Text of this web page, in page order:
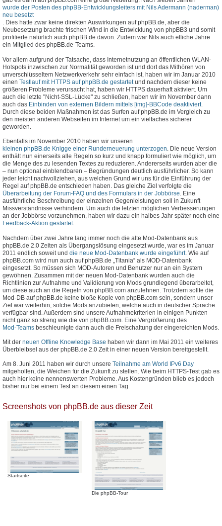
wurde der Posten des phpBB-Entwicklungsleiters mit Nils Adermann (naderman)
neu besetzt
. Dies hatte zwar keine direkten Auswirkungen auf phpBB.de, aber die
Neubesetzung brachte frischen Wind in die Entwicklung von phpBB3 und somit
profitierte natürlich auch phpBB.de davon. Zudem war Nils auch etliche Jahre
ein Mitglied des phpBB.de-Teams.
Vor allem aufgrund der Tatsache, dass Internetnutzung an öffentlichen WLAN-
Hotspots inzwischen zur Normalität geworden ist und dort das Mithören von
unverschlüsseltem Netzwerkverkehr sehr einfach ist, haben wir im Januar 2010
einen Testlauf mit HTTPS auf phpBB.de gestartetund nachdem dieser keine
größeren Probleme verursacht hat, haben wir HTTPS dauerhaft aktiviert. Um
auch die letzte "Nicht-SSL-Lücke" zu schließen, haben wir im November dann
auch das Einbinden von externen Bildern mittels [img]-BBCode deaktiviert.
Durch diese beiden Maßnahmen ist das Surfen auf phpBB.de im Vergleich zu
den meisten anderen Webseiten im Internet um ein vielfaches sicherer
geworden.
Ebenfalls im November 2010 haben wir unseren
kleinen phpBB.de Knigge einer Runderneuerung unterzogen. Die neue Version
enthält nun einerseits alle Regeln so kurz und knapp formuliert wie möglich, um
die Menge des zu lesenden Textes zu reduzieren. Andererseits wurden aber die
– nun optional einblendbaren – Begründungen deutlich ausführlicher. So kann
jeder leicht nachvollziehen, aus welchen Grund wir uns für die Einführung der
Regel auf phpBB.de entschieden haben. Das gleiche Ziel verfolgte die
Überarbeitung der Forum-FAQ und des Formulars in der Jobbörse. Eine
ausführliche Beschreibung der einzelnen Gegenleistungen soll in Zukunft
Missverständnisse verhindern. Um auch die letzten möglichen Verbesserungen
an der Jobbörse vorzunehmen, haben wir dazu ein halbes Jahr später noch eine
Feedback-Aktion gestartet.
Nachdem über zwei Jahre lang immer noch die alte Mod-Datenbank aus
phpBB.de 2.0 Zeiten als Übergangslösung eingesetzt wurde, war es im Januar
2011 endlich soweit und die neue Mod-Datenbank wurde eingeführt. Wie auf
phpBB.com wird nun auch auf phpBB.de „Titania“ als MOD-Datenbank
eingesetzt. So müssen sich MOD-Autoren und Benutzer nur an ein System
gewöhnen. Zusammen mit der neuen Mod-Datenbank wurden auch die
Richtlinien zur Aufnahme und Validierung von Mods grundlegend überarbeitet,
um diese auch an die Regeln von phpBB.com anzulehnen. Trotzdem sollte die
Mod-DB auf phpBB.de keine bloße Kopie von phpBB.com sein, sondern unser
Ziel war weiterhin, solche Mods anzubieten, welche auch in deutscher Sprache
verfügbar sind. Außerdem sind unsere Aufnahmekriterien in einigen Punkten
nicht ganz so streng wie die von phpBB.com. Eine Vergrößerung des
Mod-Teams beschleunigte dann auch die Freischaltung der eingereichten Mods.
Mit der neuen Offline Knowledge Base haben wir dann im Mai 2011 ein weiteres
Überbleibsel aus der phpBB.de 2.0 Zeit in einer neuen Version bereitgestellt.
Am 8. Juni 2011 haben wir durch unsere Teilnahme am World IPv6 Day
mitgeholfen, die Weichen für die Zukunft zu stellen. Wie beim HTTPS-Test gab es
auch hier keine nennenswerten Probleme. Aus Kostengründen blieb es jedoch
bisher nur bei einem Test an diesem einen Tag.
Screenshots von phpBB.de aus dieser Zeit
Startseite
Die phpBB-Tour